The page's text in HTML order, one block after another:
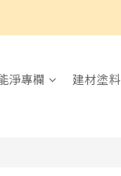
淨專欄
建材塗料